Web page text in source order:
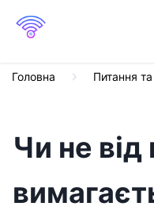
Головна Питання та
Чи не